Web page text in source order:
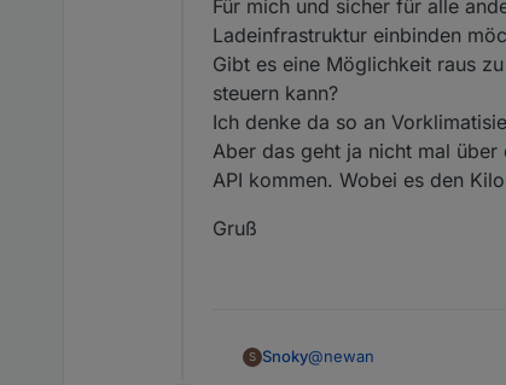
Für mich und sicher für alle
Ladeinfrastruktur einbinden
Gibt es eine Möglichkeit raus
steuern kann?
Ich denke da so an
Aber das geht ja nicht mal
API kommen. Wobei es den
Gruß
S Snoky@newan